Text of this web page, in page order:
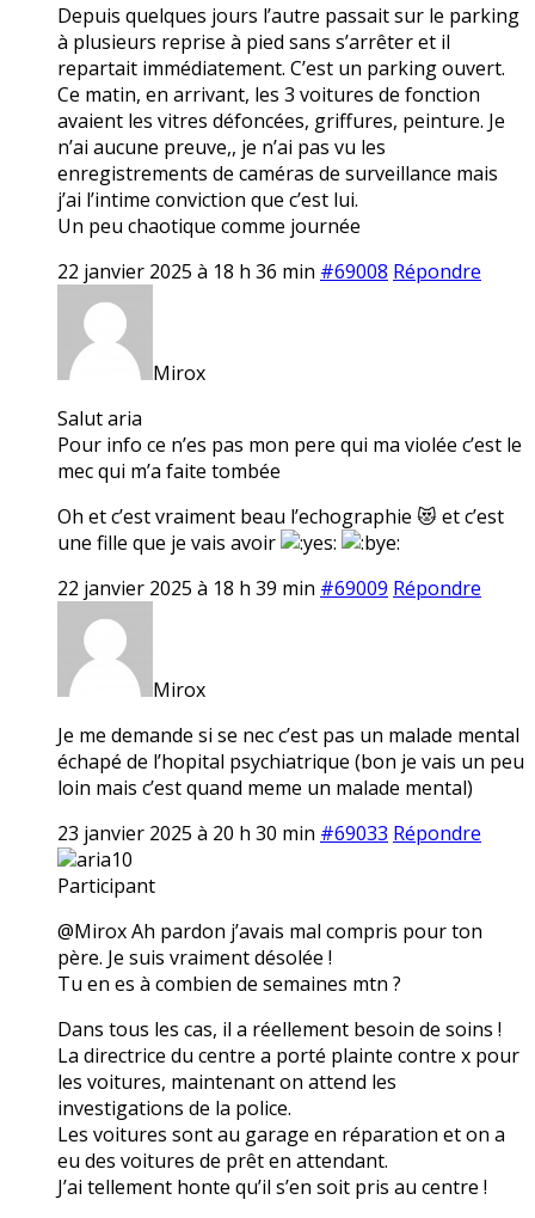
Depuis quelques jours l’autre passait sur le parking
à plusieurs reprise à pied sans s’arrêter et il
repartait immédiatement. C’est un parking ouvert.
Ce matin, en arrivant, les 3 voitures de fonction
avaient les vitres défoncées, griffures, peinture. Je
n’ai aucune preuve,, je n’ai pas vu les
enregistrements de caméras de surveillance mais
j’ai l’intime conviction que c’est lui.
Un peu chaotique comme journée
22 janvier 2025 à 18 h 36 min #69008 Répondre
Mirox
Salut aria
Pour info ce n’es pas mon pere qui ma violée c’est le
mec qui m’a faite tombée
Oh et c’est vraiment beau l’echographie 😻 et c’est
une fille que je vais avoir
22 janvier 2025 à 18 h 39 min #69009 Répondre
Mirox
Je me demande si se nec c’est pas un malade mental
échapé de l’hopital psychiatrique (bon je vais un peu
loin mais c’est quand meme un malade mental)
23 janvier 2025 à 20 h 30 min #69033 Répondre
aria10
Participant
@Mirox Ah pardon j’avais mal compris pour ton
père. Je suis vraiment désolée !
Tu en es à combien de semaines mtn ?
Dans tous les cas, il a réellement besoin de soins !
La directrice du centre a porté plainte contre x pour
les voitures, maintenant on attend les
investigations de la police.
Les voitures sont au garage en réparation et on a
eu des voitures de prêt en attendant.
J’ai tellement honte qu’il s’en soit pris au centre !